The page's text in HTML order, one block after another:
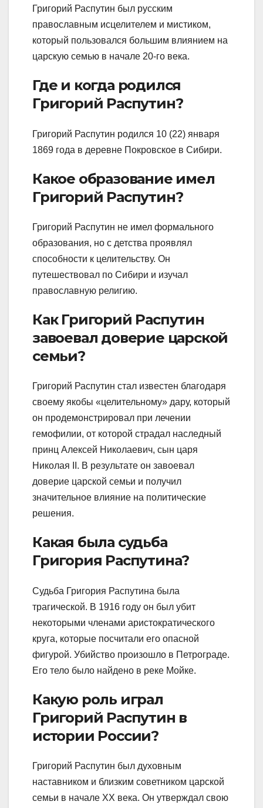
Григорий Распутин был русским
православным исцелителем и мистиком,
который пользовался большим влиянием на
царскую семью в начале 20-го века.
Где и когда родился
Григорий Распутин?
Григорий Распутин родился 10 (22) января
1869 года в деревне Покровское в Сибири.
Какое образование имел
Григорий Распутин?
Григорий Распутин не имел формального
образования, но с детства проявлял
способности к целительству. Он
путешествовал по Сибири и изучал
православную религию.
Как Григорий Распутин
завоевал доверие царской
семьи?
Григорий Распутин стал известен благодаря
своему якобы «целительному» дару, который
он продемонстрировал при лечении
гемофилии, от которой страдал наследный
принц Алексей Николаевич, сын царя
Николая II. В результате он завоевал
доверие царской семьи и получил
значительное влияние на политические
решения.
Какая была судьба
Григория Распутина?
Судьба Григория Распутина была
трагической. В 1916 году он был убит
некоторыми членами аристократического
круга, которые посчитали его опасной
фигурой. Убийство произошло в Петрограде.
Его тело было найдено в реке Мойке.
Какую роль играл
Григорий Распутин в
истории России?
Григорий Распутин был духовным
наставником и близким советником царской
семьи в начале XX века. Он утверждал свою